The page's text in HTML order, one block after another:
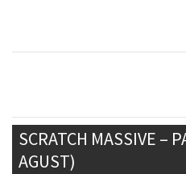
SCRATCH MASSIVE –
AGUST)